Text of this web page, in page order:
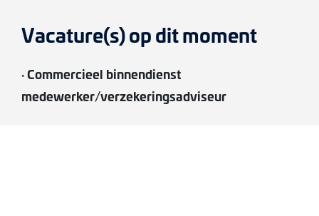
Vacature(s) op dit moment
· Commercieel binnendienst
medewerker/verzekeringsadviseur